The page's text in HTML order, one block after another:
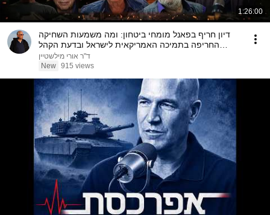
1:26:00
דיון חריף בפאנל מומחי ביטחון: ומה משמעות השחיקה
החריפה בתמיכה האמריקאית לישראל ובדעת הקהל
בארה"ב?!
ד"ר אורי מילשטיין
New 915 views